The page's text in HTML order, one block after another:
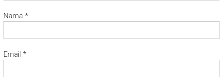
Nama *
Email *